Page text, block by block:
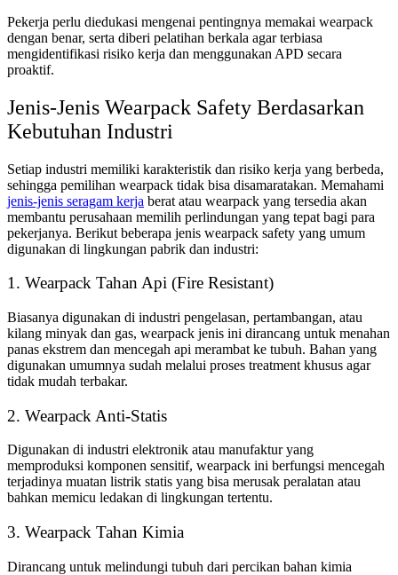
Pekerja perlu diedukasi mengenai pentingnya memakai wearpack
dengan benar, serta diberi pelatihan berkala agar terbiasa
mengidentifikasi risiko kerja dan menggunakan APD secara
proaktif.
Jenis-Jenis Wearpack Safety Berdasarkan
Kebutuhan Industri
Setiap industri memiliki karakteristik dan risiko kerja yang berbeda,
sehingga pemilihan wearpack tidak bisa disamaratakan. Memahami
jenis-jenis seragam kerja berat atau wearpack yang tersedia akan
membantu perusahaan memilih perlindungan yang tepat bagi para
pekerjanya. Berikut beberapa jenis wearpack safety yang umum
digunakan di lingkungan pabrik dan industri:
1. Wearpack Tahan Api (Fire Resistant)
Biasanya digunakan di industri pengelasan, pertambangan, atau
kilang minyak dan gas, wearpack jenis ini dirancang untuk menahan
panas ekstrem dan mencegah api merambat ke tubuh. Bahan yang
digunakan umumnya sudah melalui proses treatment khusus agar
tidak mudah terbakar.
2. Wearpack Anti-Statis
Digunakan di industri elektronik atau manufaktur yang
memproduksi komponen sensitif, wearpack ini berfungsi mencegah
terjadinya muatan listrik statis yang bisa merusak peralatan atau
bahkan memicu ledakan di lingkungan tertentu.
3. Wearpack Tahan Kimia
Dirancang untuk melindungi tubuh dari percikan bahan kimia